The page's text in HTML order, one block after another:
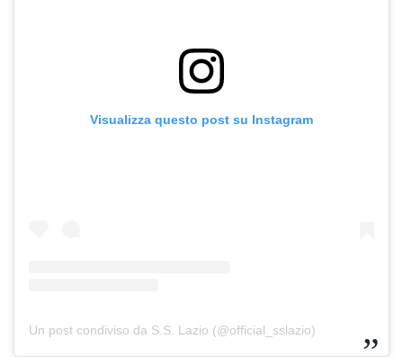
Visualizza questo post su Instagram
Un post condiviso da S.S. Lazio (@official_sslazio)